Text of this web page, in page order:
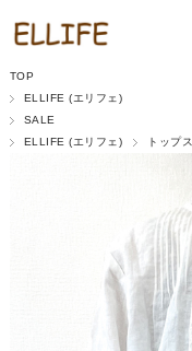
TOP
ELLIFE (エリフェ)
SALE
ELLIFE (エリフェ)
トップス